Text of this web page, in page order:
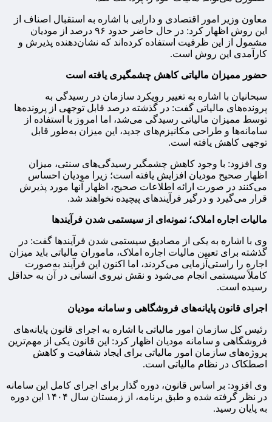
معاون وزیر امور اقتصادی و دارایی با اشاره به استقبال اصناف از
این روش اظهار کرد: در حال حاضر حدود ۹۶ درصد از مودیان
مشمول از این ظرفیت استفاده کرده‌اند که نشان‌دهنده پذیرش و
کارآمدی این روش است.
حضور ممیزان مالیاتی کاهش چشمگیری یافته است
سبحانیان با اشاره به تغییر رویکرد سازمان در رسیدگی به
پرونده‌های مالیاتی گفت: در گذشته درصد قابل توجهی از پرونده‌ها
توسط ممیزان مالیاتی رسیدگی می‌شد، اما امروز با استفاده از
سامانه‌ها و طراحی مکانیزم‌های جدید، این میزان به‌طور قابل
توجهی کاهش یافته است.
وی افزود: با وجود کاهش چشمگیر رسیدگی‌های سنتی، میزان
اظهار صحیح مودیان افزایش یافته است؛ زیرا مودیان احساس
می‌کنند در صورت ارائه اطلاعات صحیح، اظهار آنها مورد پذیرش
قرار می‌گیرد و درگیر فرآیندهای پیچیده نخواهند شد.
مالیات اجاره املاک؛ نمونه‌ای از سیستمی شدن فرآیندها
وی با اشاره به یکی از مصادیق سیستمی شدن فرآیندها گفت: در
گذشته برای تعیین مالیات اجاره املاک، ماموران مالیاتی باید میزان
اجاره را راستی‌آزمایی می‌کردند، اما اکنون این فرآیند به‌صورت
کاملاً سیستمی انجام می‌شود و نقش نیروی انسانی در آن به حداقل
رسیده است.
اجرای قانون پایانه‌های فروشگاهی و سامانه مودیان
رئیس کل سازمان امور مالیاتی با اشاره به اجرای قانون پایانه‌های
فروشگاهی و سامانه مودیان اظهار کرد: این قانون یکی از مهم‌ترین
پروژه‌های سازمان امور مالیاتی برای ایجاد شفافیت و کاهش
اصطکاک در نظام مالیاتی است.
وی افزود: بر اساس قانون، دوره گذار برای اجرای کامل این سامانه
در نظر گرفته شده و طبق برنامه، از زمستان سال ۱۴۰۴ این دوره
به پایان رسید.